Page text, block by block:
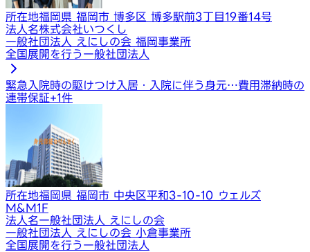
所在地福岡県 福岡市 博多区 博多駅前3丁目19番14号
法人名株式会社いつくし
一般社団法人 えにしの会 福岡事業所
全国展開を行う一般社団法人
緊急入院時の駆けつけ 入居・入院に伴う身元…費用滞納時の
連帯保証+1件
所在地福岡県 福岡市 中央区平和3-10-10 ウェルズ
M&M1F
法人名一般社団法人 えにしの会
一般社団法人 えにしの会 小倉事業所
全国展開を行う一般社団法人